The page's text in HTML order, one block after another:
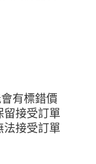
有標錯價
留接受訂單
法接受訂單